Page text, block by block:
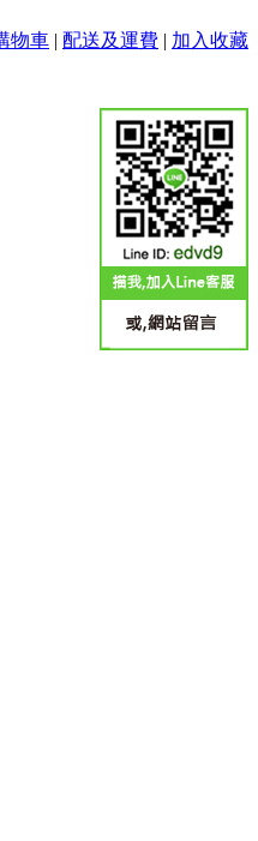
物車 | 配送及運費 | 加入收藏